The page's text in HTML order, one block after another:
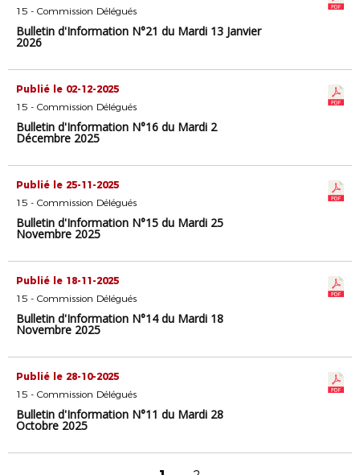
15 - Commission Délégués
Bulletin d'Information N°21 du Mardi 13 Janvier
2026
Publié le 02-12-2025
15 - Commission Délégués
Bulletin d'Information N°16 du Mardi 2
Décembre 2025
Publié le 25-11-2025
15 - Commission Délégués
Bulletin d'Information N°15 du Mardi 25
Novembre 2025
Publié le 18-11-2025
15 - Commission Délégués
Bulletin d'Information N°14 du Mardi 18
Novembre 2025
Publié le 28-10-2025
15 - Commission Délégués
Bulletin d'Information N°11 du Mardi 28
Octobre 2025